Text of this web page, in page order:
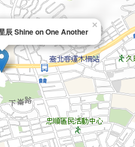
辰 Shine on One Another
×